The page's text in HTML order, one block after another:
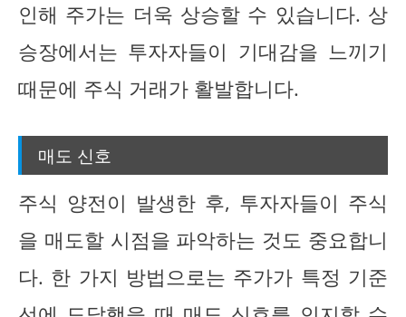
인해 주가는 더욱 상승할 수 있습니다. 상
승장에서는 투자자들이 기대감을 느끼기
때문에 주식 거래가 활발합니다.
매도 신호
주식 양전이 발생한 후, 투자자들이 주식
을 매도할 시점을 파악하는 것도 중요합니
다. 한 가지 방법으로는 주가가 특정 기준